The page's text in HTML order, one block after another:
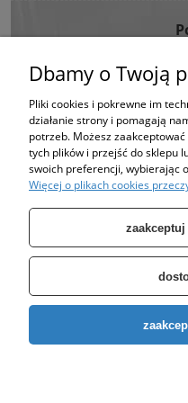
Strona korzysta z plików cookies
Możesz określić warunki
Twojej
Specjalizujemy się w sprzedaży
Dbamy o Twoją
Pliki cookies i pokrewne im
działanie strony i pomagają
potrzeb. Możesz
tych plików i przejść do sklepu
swoich preferencji, wybierając
Więcej o plikach cookies